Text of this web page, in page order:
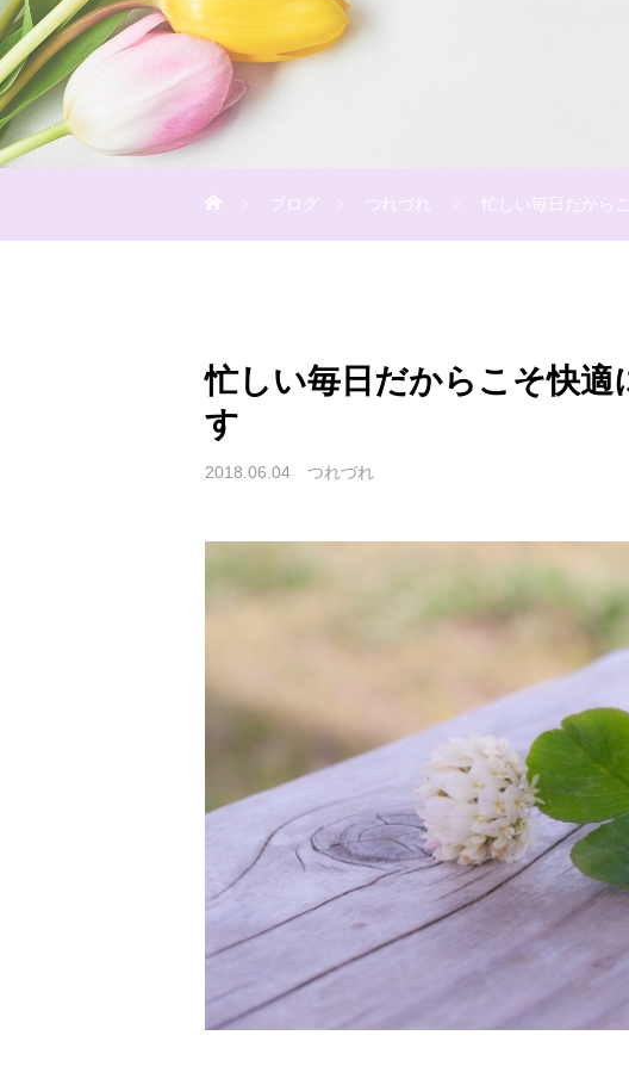
ブログ つれづれ 忙しい毎日だから
忙しい毎日だからこそ快適
す
2018.06.04 つれづれ